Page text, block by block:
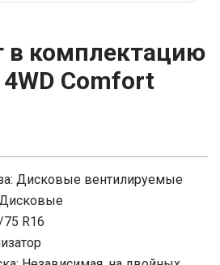
в комплектацию
Comfort
Дисковые вентилируемые
R16